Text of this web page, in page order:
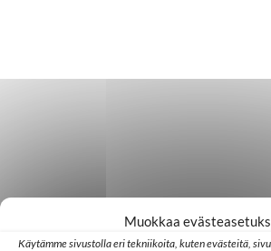
Muokkaa
Käytämme sivustolla eri tekniikoita, kuten evästeitä,